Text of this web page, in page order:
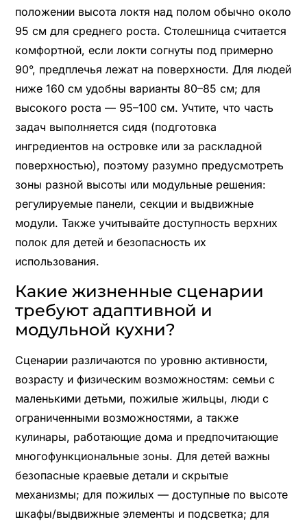
положении высота локтя над полом обычно около
95 см для среднего роста. Столешница считается
комфортной, если локти согнуты под примерно
90°, предплечья лежат на поверхности. Для людей
ниже 160 см удобны варианты 80–85 см; для
высокого роста — 95–100 см. Учтите, что часть
задач выполняется сидя (подготовка
ингредиентов на островке или за раскладной
поверхностью), поэтому разумно предусмотреть
зоны разной высоты или модульные решения:
регулируемые панели, секции и выдвижные
модули. Также учитывайте доступность верхних
полок для детей и безопасность их
использования.
Какие жизненные сценарии
требуют адаптивной и
модульной кухни?
Сценарии различаются по уровню активности,
возрасту и физическим возможностям: семьи с
маленькими детьми, пожилые жильцы, люди с
ограниченными возможностями, а также
кулинары, работающие дома и предпочитающие
многофункциональные зоны. Для детей важны
безопасные краевые детали и скрытые
механизмы; для пожилых — доступные по высоте
шкафы/выдвижные элементы и подсветка; для